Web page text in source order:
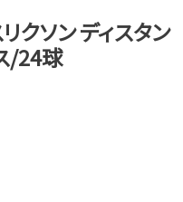
クソン ディスタン
/24球